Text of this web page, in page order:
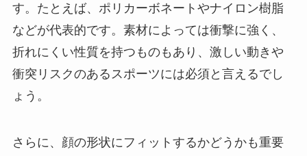
す。たとえば、ポリカーボネートやナイロン樹脂
などが代表的です。素材によっては衝撃に強く、
折れにくい性質を持つものもあり、激しい動きや
衝突リスクのあるスポーツには必須と言えるでし
ょう。
さらに、顔の形状にフィットするかどうかも重要